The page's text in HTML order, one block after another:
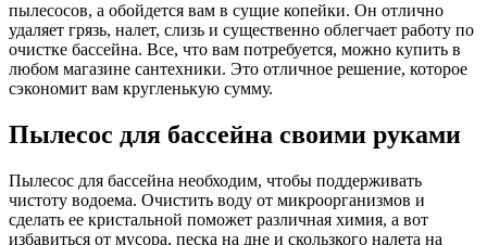
пылесосов, а обойдется вам в сущие копейки. Он отлично
удаляет грязь, налет, слизь и существенно облегчает работу по
очистке бассейна. Все, что вам потребуется, можно купить в
любом магазине сантехники. Это отличное решение, которое
сэкономит вам кругленькую сумму.
Пылесос для бассейна своими руками
Пылесос для бассейна необходим, чтобы поддерживать
чистоту водоема. Очистить воду от микроорганизмов и
сделать ее кристальной поможет различная химия, а вот
избавиться от мусора, песка на дне и скользкого налета на